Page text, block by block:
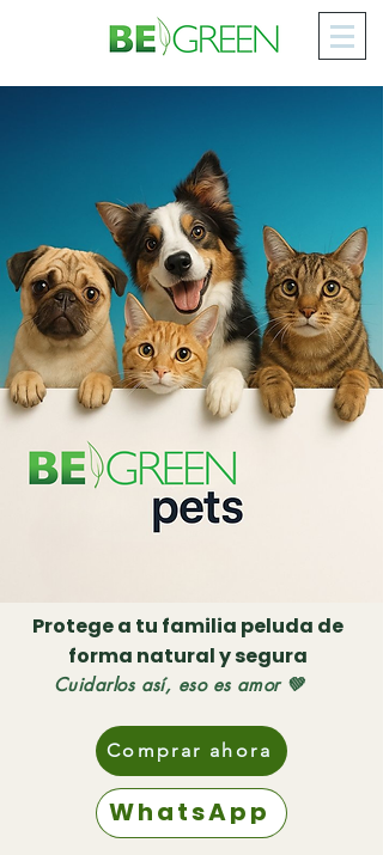
Protege a tu familia peluda de
forma natural y segura
Cuidarlos así, eso es amor 💚
Comprar ahora
WhatsApp